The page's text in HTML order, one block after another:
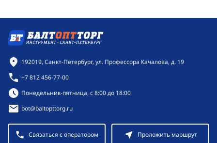
Контактная информация
192019, Санкт-Петербург, ул. Профессора Качалова, д. 19
+7 812 456-77-00
Режим работы:
Понедельник-пятница, с 8:00 до 18:00
bot@baltopttorg.ru
Связаться с оператором Проложить маршрут